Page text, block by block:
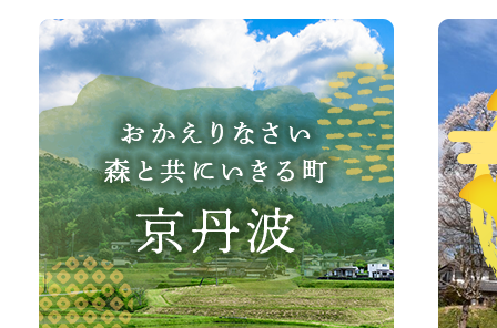
お
か
え
り
な
さ
い、
京
波
町
観
光
サ